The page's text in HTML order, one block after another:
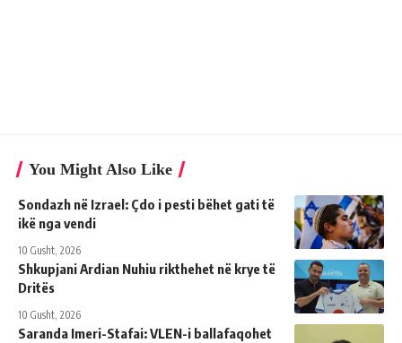
You Might Also Like
Sondazh në Izrael: Çdo i pesti bëhet gati të
ikë nga vendi
10 Gusht, 2026
Shkupjani Ardian Nuhiu rikthehet në krye të
Dritës
10 Gusht, 2026
Saranda Imeri-Stafai: VLEN-i ballafaqohet